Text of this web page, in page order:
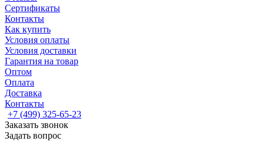
Сертификаты
Контакты
Как купить
Условия оплаты
Условия доставки
Гарантия на товар
Оптом
Оплата
Доставка
Контакты
+7 (499) 325-65-23
Заказать звонок
Задать вопрос